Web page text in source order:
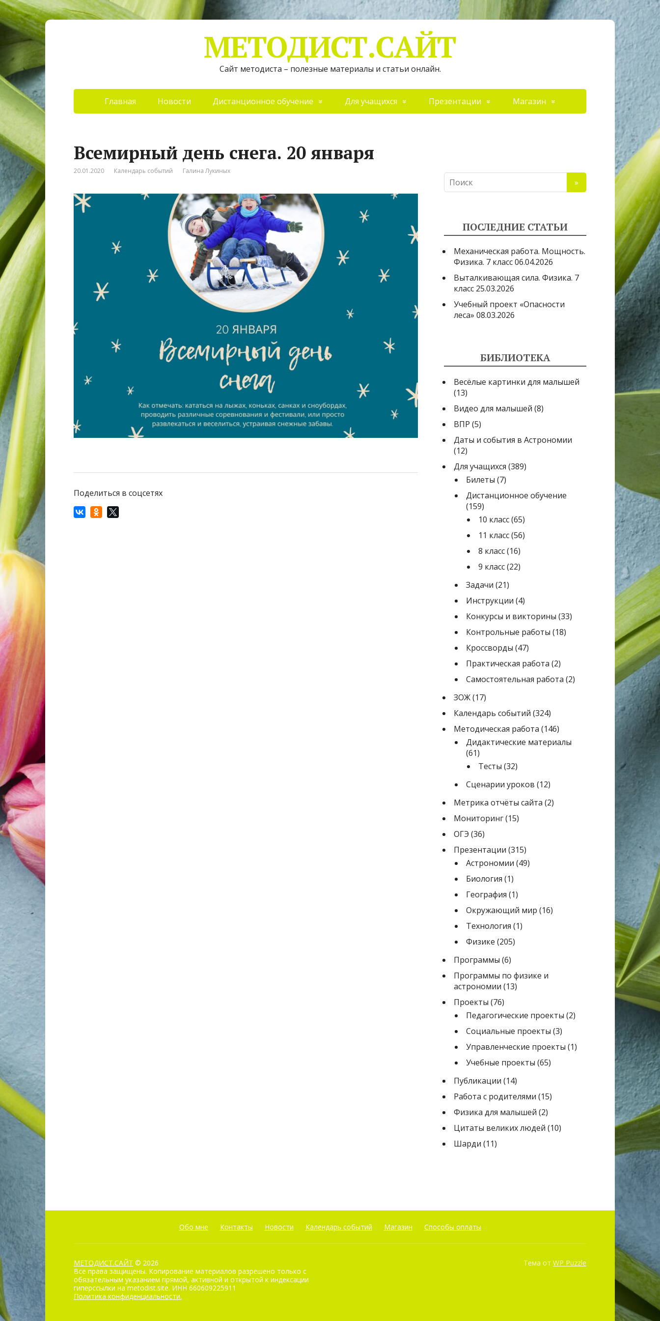
МЕТОДИСТ.САЙТ
Сайт методиста – полезные материалы и статьи онлайн.
Главная Новости Дистанционное обучение Для учащихся Презентации Магазин
Всемирный день снега. 20 января
20.01.2020 Календарь событий Галина Лукиных
Поделиться в соцсетях
ПОСЛЕДНИЕ СТАТЬИ
Механическая работа. Мощность.
Физика. 7 класс06.04.2026
Выталкивающая сила. Физика. 7
класс 25.03.2026
Учебный проект «Опасности
леса» 08.03.2026
БИБЛИОТЕКА
Весёлые картинки для малышей
(13)
Видео для малышей (8)
ВПР (5)
Даты и события в Астрономии
(12)
Для учащихся (389)
Билеты (7)
Дистанционное обучение
(159)
10 класс(65)
11 класс(56)
8 класс(16)
9 класс(22)
Задачи (21)
Инструкции (4)
Конкурсы и викторины (33)
Контрольные работы (18)
Кроссворды (47)
Практическая работа (2)
Самостоятельная работа (2)
ЗОЖ(17)
Календарь событий (324)
Методическая работа (146)
Дидактические материалы
(61)
Тесты (32)
Сценарии уроков (12)
Метрика отчёты сайта (2)
Мониторинг(15)
ОГЭ (36)
Презентации (315)
Астрономии (49)
Биология (1)
География (1)
Окружающий мир (16)
Технология (1)
Физике (205)
Программы (6)
Программы по физике и
астрономии (13)
Проекты (76)
Педагогические проекты (2)
Социальные проекты (3)
Управленческие проекты (1)
Учебные проекты (65)
Публикации (14)
Работа с родителями (15)
Физика для малышей (2)
Цитаты великих людей (10)
Шарди (11)
Обо мне Контакты Новости Календарь событий Магазин Способы оплаты
МЕТОДИСТ.САЙТ © 2026
Все права защищены. Копирование материалов разрешено только с
обязательным указанием прямой, активной и открытой к индексации
гиперссылки на metodist.site. ИНН 660609225911
Политика конфиденциальности.
Тема от WP Puzzle